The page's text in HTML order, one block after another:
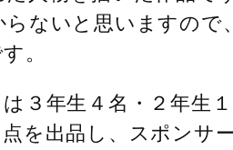
らないと思いますので
。
３年生４名・２年生
を出品し、スポンサ